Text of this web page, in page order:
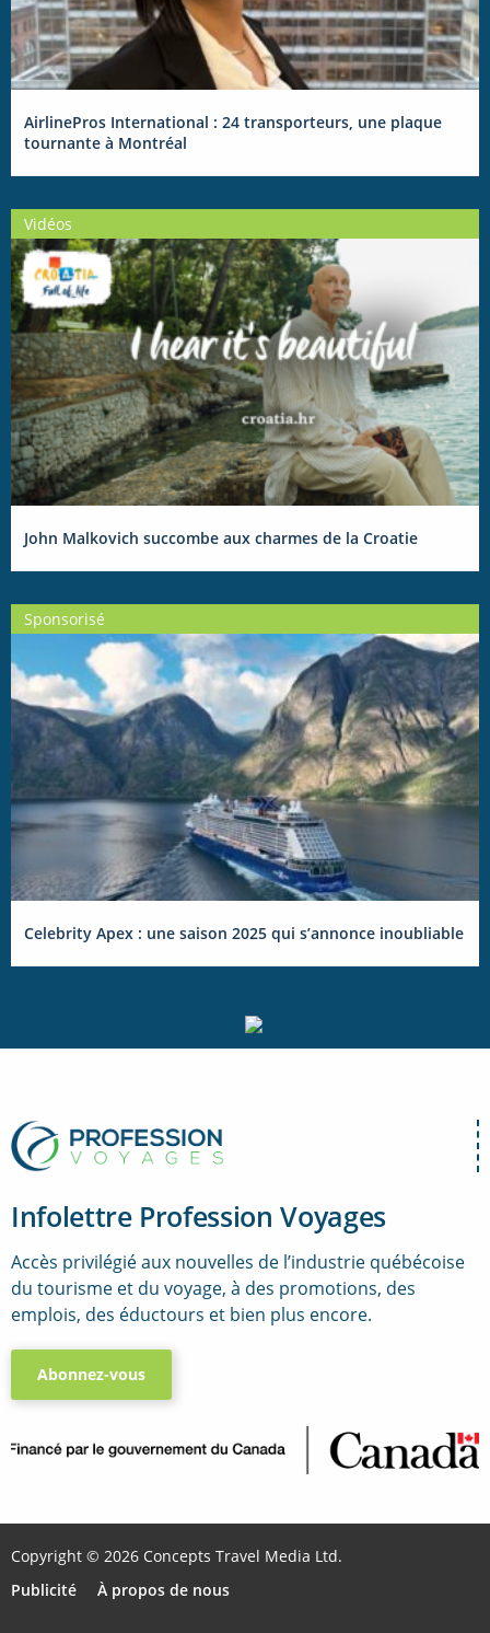
AirlinePros International : 24 transporteurs, une plaque
tournante à Montréal
Vidéos
John Malkovich succombe aux charmes de la Croatie
Sponsorisé
Celebrity Apex : une saison 2025 qui s’annonce inoubliable
Infolettre Profession Voyages
Accès privilégié aux nouvelles de l’industrie québécoise
du tourisme et du voyage, à des promotions, des
emplois, des éductours et bien plus encore.
Abonnez-vous
Copyright © 2026 Concepts Travel Media Ltd.
Publicité
À propos de nous